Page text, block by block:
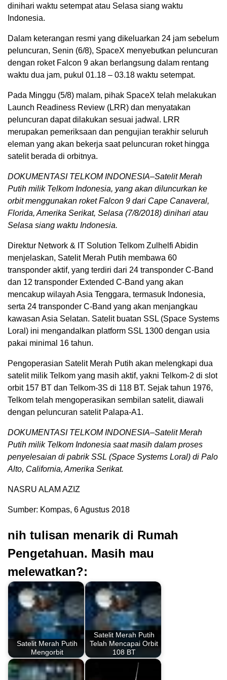
dinihari waktu setempat atau Selasa siang waktu
Indonesia.
Dalam keterangan resmi yang dikeluarkan 24 jam sebelum
peluncuran, Senin (6/8), SpaceX menyebutkan peluncuran
dengan roket Falcon 9 akan berlangsung dalam rentang
waktu dua jam, pukul 01.18 – 03.18 waktu setempat.
Pada Minggu (5/8) malam, pihak SpaceX telah melakukan
Launch Readiness Review (LRR) dan menyatakan
peluncuran dapat dilakukan sesuai jadwal. LRR
merupakan pemeriksaan dan pengujian terakhir seluruh
eleman yang akan bekerja saat peluncuran roket hingga
satelit berada di orbitnya.
DOKUMENTASI TELKOM INDONESIA–Satelit Merah
Putih milik Telkom Indonesia, yang akan diluncurkan ke
orbit menggunakan roket Falcon 9 dari Cape Canaveral,
Florida, Amerika Serikat, Selasa (7/8/2018) dinihari atau
Selasa siang waktu Indonesia.
Direktur Network & IT Solution Telkom Zulhelfi Abidin
menjelaskan, Satelit Merah Putih membawa 60
transponder aktif, yang terdiri dari 24 transponder C-Band
dan 12 transponder Extended C-Band yang akan
mencakup wilayah Asia Tenggara, termasuk Indonesia,
serta 24 transponder C-Band yang akan menjangkau
kawasan Asia Selatan. Satelit buatan SSL (Space Systems
Loral) ini mengandalkan platform SSL 1300 dengan usia
pakai minimal 16 tahun.
Pengoperasian Satelit Merah Putih akan melengkapi dua
satelit milik Telkom yang masih aktif, yakni Telkom-2 di slot
orbit 157 BT dan Telkom-3S di 118 BT. Sejak tahun 1976,
Telkom telah mengoperasikan sembilan satelit, diawali
dengan peluncuran satelit Palapa-A1.
DOKUMENTASI TELKOM INDONESIA–Satelit Merah
Putih milik Telkom Indonesia saat masih dalam proses
penyelesaian di pabrik SSL (Space Systems Loral) di Palo
Alto, California, Amerika Serikat.
NASRU ALAM AZIZ
Sumber: Kompas, 6 Agustus 2018
nih tulisan menarik di Rumah
Pengetahuan. Masih mau
melewatkan?:
Satelit Merah Putih
Mengorbit
Satelit Merah Putih
Telah Mencapai Orbit
108 BT